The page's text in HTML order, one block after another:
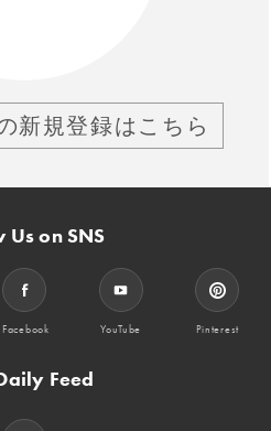
新規登録はこちら
Us on SNS
Facebook YouTube Pinterest
Feed